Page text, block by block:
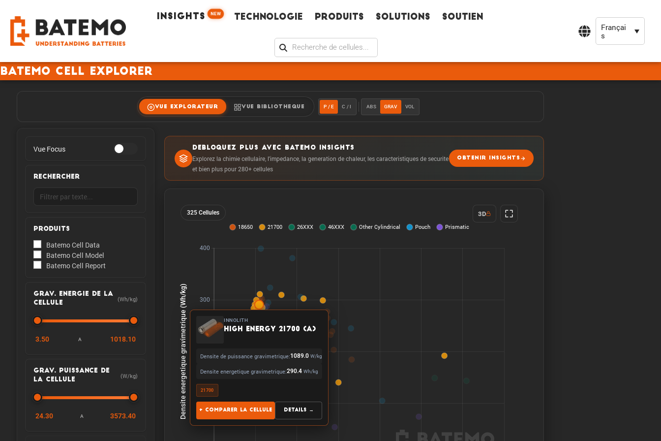
INSIGHTS NEW Technologie Produits Solutions Soutien
Françai
s
Batemo Cell Explorer
VUE EXPLORATEUR VUE BIBLIOTHEQUE P / E C / I ABS GRAV VOL
Vue Focus
RECHERCHER
PRODUITS
Batemo Cell Data
Batemo Cell Model
Batemo Cell Report
GRAV. ENERGIE DE LA
CELLULE
(Wh/kg)
3.50 A 1018.10
GRAV. PUISSANCE DE
LA CELLULE
(W/kg)
24.30 A 3573.40
DEBLOQUEZ PLUS AVEC BATEMO INSIGHTS
Explorez la chimie cellulaire, l'impedance, la generation de chaleur, les caracteristiques de securite
et bien plus pour 280+ cellules
OBTENIR INSIGHTS
325 Cellules 3D
INNOLITH
High Energy 21700 (A)
Densite de puissance gravimetrique:1089.0 W/kg
Densite energetique gravimetrique:290.4 Wh/kg
21700
+ Comparer la cellule Details →